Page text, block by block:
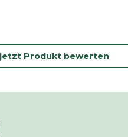
jetzt Produkt bewerten